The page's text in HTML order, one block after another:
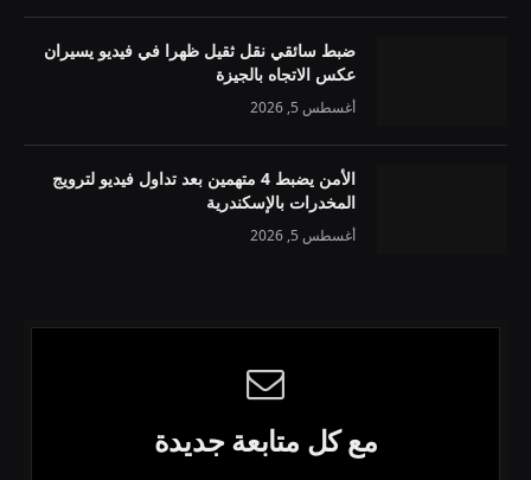
ضبط سائقي نقل ثقيل ظهرا في فيديو يسيران
عكس الاتجاه بالجيزة
أغسطس 5, 2026
الأمن يضبط 4 متهمين بعد تداول فيديو لترويج
المخدرات بالإسكندرية
أغسطس 5, 2026
مع كل متابعة جديدة